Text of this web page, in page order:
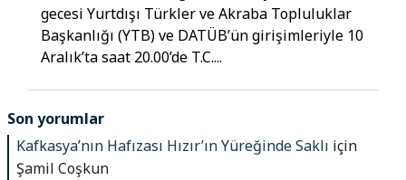
gecesi Yurtdışı Türkler ve Akraba Topluluklar
Başkanlığı (YTB) ve DATÜB’ün girişimleriyle 10
Aralık’ta saat 20.00’de T.C....
Son yorumlar
Kafkasya’nın Hafızası Hızır’ın Yüreğinde Saklı için
Şamil Coşkun